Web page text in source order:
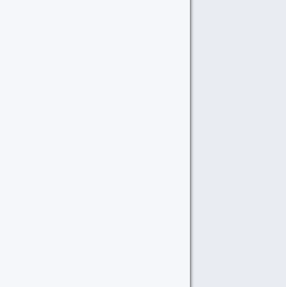
| head -n$CNT)"